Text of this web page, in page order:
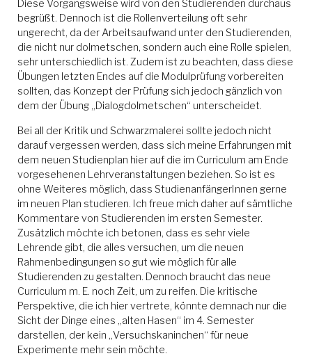
Diese Vorgangsweise wird von den Studierenden durchaus
begrüßt. Dennoch ist die Rollenverteilung oft sehr
ungerecht, da der Arbeitsaufwand unter den Studierenden,
die nicht nur dolmetschen, sondern auch eine Rolle spielen,
sehr unterschiedlich ist. Zudem ist zu beachten, dass diese
Übungen letzten Endes auf die Modulprüfung vorbereiten
sollten, das Konzept der Prüfung sich jedoch gänzlich von
dem der Übung „Dialogdolmetschen“ unterscheidet.
Bei all der Kritik und Schwarzmalerei sollte jedoch nicht
darauf vergessen werden, dass sich meine Erfahrungen mit
dem neuen Studienplan hier auf die im Curriculum am Ende
vorgesehenen Lehrveranstaltungen beziehen. So ist es
ohne Weiteres möglich, dass StudienanfängerInnen gerne
im neuen Plan studieren. Ich freue mich daher auf sämtliche
Kommentare von Studierenden im ersten Semester.
Zusätzlich möchte ich betonen, dass es sehr viele
Lehrende gibt, die alles versuchen, um die neuen
Rahmenbedingungen so gut wie möglich für alle
Studierenden zu gestalten. Dennoch braucht das neue
Curriculum m. E. noch Zeit, um zu reifen. Die kritische
Perspektive, die ich hier vertrete, könnte demnach nur die
Sicht der Dinge eines „alten Hasen“ im 4. Semester
darstellen, der kein „Versuchskaninchen“ für neue
Experimente mehr sein möchte.